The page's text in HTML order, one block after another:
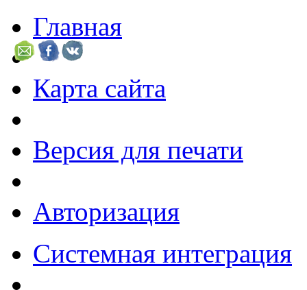
Главная
Карта сайта
Версия для печати
Авторизация
Системная интеграция